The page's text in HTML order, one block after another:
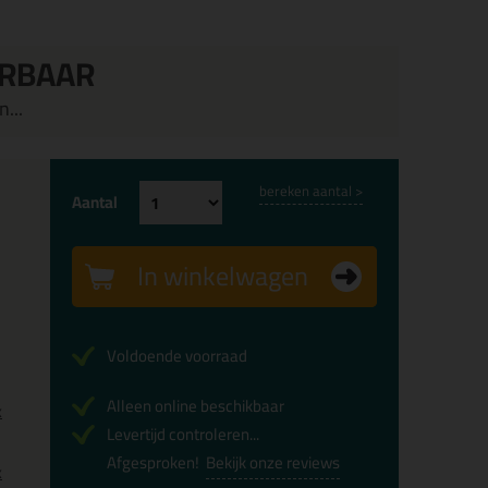
Aantal bereken aantal >
In winkelwagen
Voldoende voorraad
Alleen online beschikbaar
Levertijd controleren...
Afgesproken! Bekijk onze reviews